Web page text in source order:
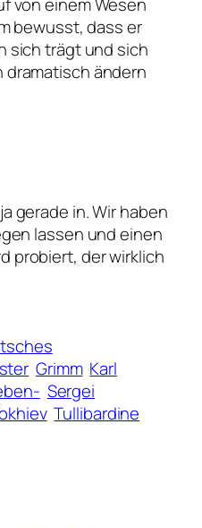
von einem Wesen
bewusst, dass er
sich trägt und sich
dramatisch ändern
gerade in. Wir haben
lassen und einen
probiert, der wirklich
Grimm Karl
Sergei
Tullibardine